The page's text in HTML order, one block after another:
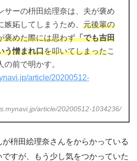
サーの枡田絵理奈は、夫が褒め
嫉妬してしまうため、 元後輩の
褒めた際には思わず「でも吉田
う憎まれ口を叩いてしまったこ
の前で明かす。
article/20200512-
article/20200512-1034236/
枡田絵理奈さんをからかっている
すが、もう少し気をつかっていた